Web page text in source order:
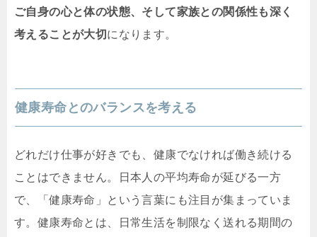
ご自身の心と体の状態、そして家族との関係性も深く
考えることが大切 になります。
健康寿命とのバランスを考える
どれだけ仕事が好きでも、健康でなければ働き続ける
ことはできません。日本人の平均寿命が延びる一方
で、「健康寿命」という言葉にも注目が集まっていま
す。健康寿命とは、日常生活を制限なく送れる期間の